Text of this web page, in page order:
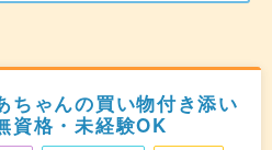
ゃんの買い物付き添い
資格・未経験OK